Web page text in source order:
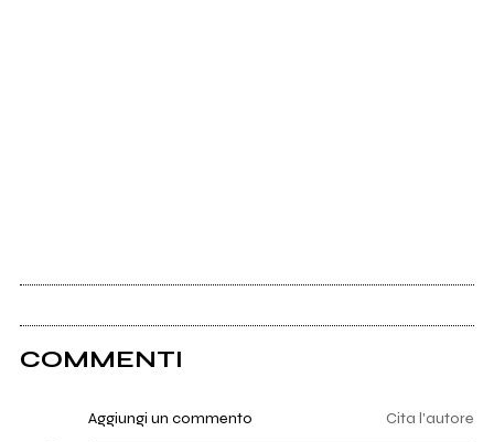
COMMENTI
Aggiungi un commento Cita l'autore